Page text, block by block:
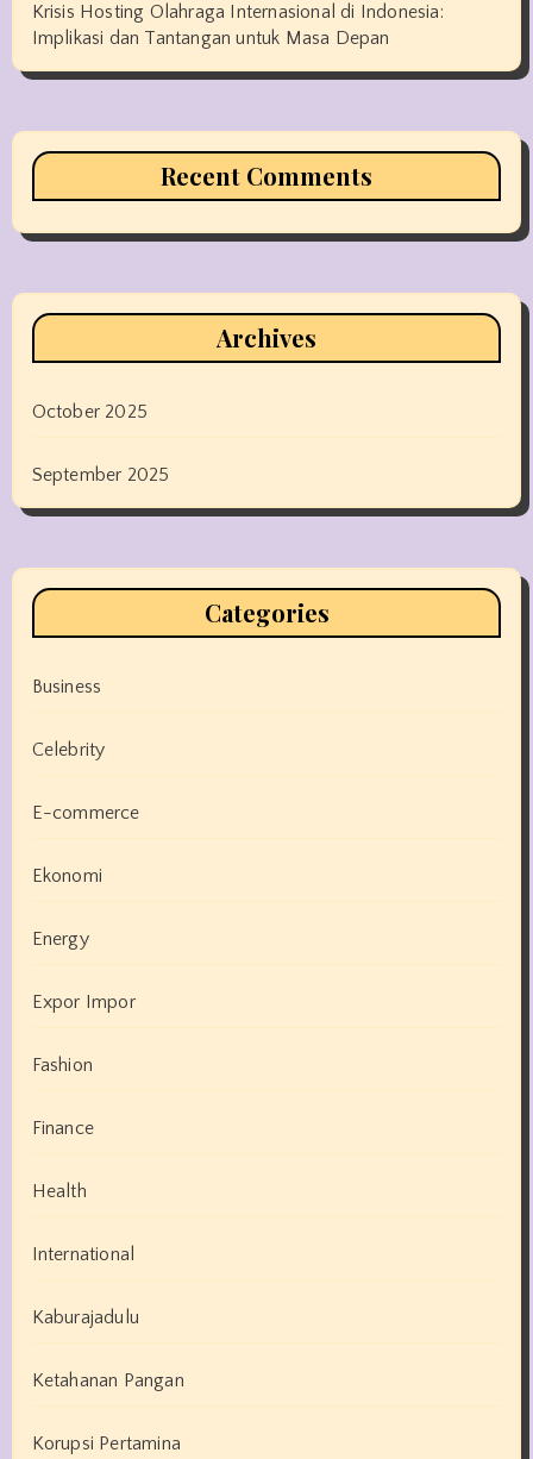
Krisis Hosting Olahraga Internasional di Indonesia:
Implikasi dan Tantangan untuk Masa Depan
Recent Comments
Archives
October 2025
September 2025
Categories
Business
Celebrity
E-commerce
Ekonomi
Energy
Expor Impor
Fashion
Finance
Health
International
Kaburajadulu
Ketahanan Pangan
Korupsi Pertamina